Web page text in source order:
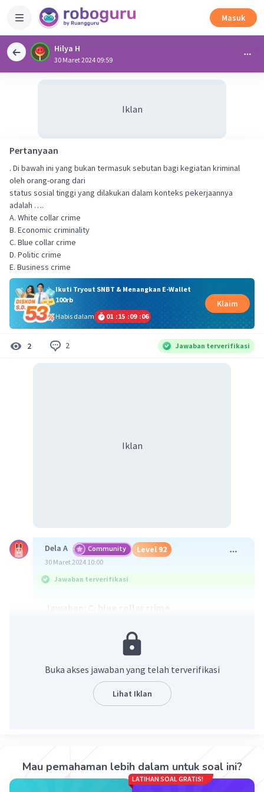
Masuk
Hilya H
30 Maret 2024 09:59
Iklan
Pertanyaan
. Di bawah ini yang bukan termasuk sebutan bagi kegiatan kriminal
oleh orang-orang dari
status sosial tinggi yang dilakukan dalam konteks pekerjaannya
adalah ….
A. White collar crime
B. Economic criminality
C. Blue collar crime
D. Politic crime
E. Business crime
Ikuti Tryout SNBT & Menangkan E-Wallet
100rb
Habis dalam
01 :15 :09 :06
Klaim
2 2 Jawaban terverifikasi
Iklan
Dela A Community Level 92
30 Maret 2024 10:00
Jawaban terverifikasi
Pengertian blue collar crime adalah jenis
kejahatan yang levelnya rendah. Biasanya yang
menjadi pelaku dan sasarannya adalah orang
dengan penghasilan rata-rata atau golongan
ekonomi rendah. Kejahatan ini biasanya
dilakukan karena adanya tuntutan hidup karena
Beri Rating·0.0(0) Balas
Buka akses jawaban yang telah terverifikasi
Lihat Iklan
Mau pemahaman lebih dalam untuk soal ini?
LATIHAN SOAL GRATIS!